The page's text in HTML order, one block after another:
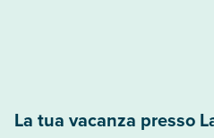
La tua vacanza presso